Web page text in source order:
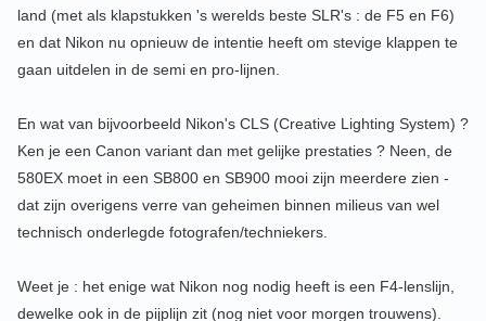
land (met als klapstukken 's werelds beste SLR's : de F5 en F6)
en dat Nikon nu opnieuw de intentie heeft om stevige klappen te
gaan uitdelen in de semi en pro-lijnen.
En wat van bijvoorbeeld Nikon's CLS (Creative Lighting System) ?
Ken je een Canon variant dan met gelijke prestaties ? Neen, de
580EX moet in een SB800 en SB900 mooi zijn meerdere zien -
dat zijn overigens verre van geheimen binnen milieus van wel
technisch onderlegde fotografen/techniekers.
Weet je : het enige wat Nikon nog nodig heeft is een F4-lenslijn,
dewelke ook in de pijplijn zit (nog niet voor morgen trouwens).